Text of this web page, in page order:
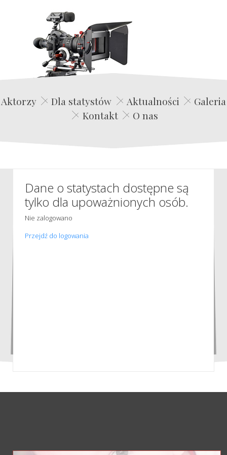
Edwin Film Agencja Aktorska
Aktorzy Dla statystów Aktualności
Galeria
Kontakt
O nas
Dane o statystach dostępne są
tylko dla upoważnionych osób.
Nie zalogowano
Przejdź do logowania